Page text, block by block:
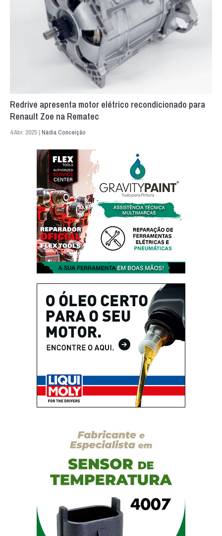
Redrive apresenta motor elétrico recondicionado para
Renault Zoe na Rematec
4 Abr. 2025 | Nádia Conceição